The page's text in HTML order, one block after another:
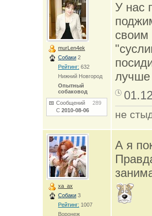
murLen4ek
Собаки 2
Рейтинг: 632
Нижний Новгород
Опытный
собаковод
Сообщений 289
С 2010-08-06
У нас
своим
лучше
не
xa_ax
Собаки 3
Рейтинг: 1007
Воронеж
А я